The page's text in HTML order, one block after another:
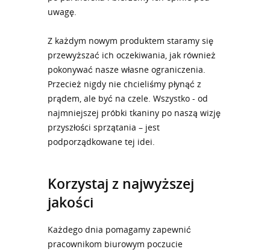
uwagę.
Z każdym nowym produktem staramy się
przewyższać ich oczekiwania, jak również
pokonywać nasze własne ograniczenia.
Przecież nigdy nie chcieliśmy płynąć z
prądem, ale być na czele. Wszystko - od
najmniejszej próbki tkaniny po naszą wizję
przyszłości sprzątania – jest
podporządkowane tej idei.
Korzystaj z najwyższej
jakości
Każdego dnia pomagamy zapewnić
pracownikom biurowym poczucie